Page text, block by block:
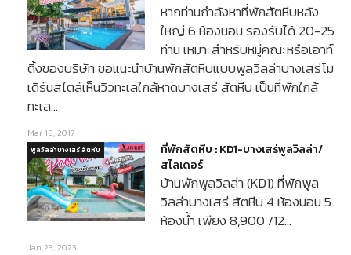
หากท่านกำลังหาที่พักสัตหีบหลัง
ใหญ่ 6 ห้องนอน รองรับได้ 20-25
ท่าน เหมาะสำหรับหมู่คณะหรือเอาท์
ติ้งของบริษัท ขอแนะนำบ้านพักสัตหีบแบบพูลวิลล่าบางเสร่โม
เดิร์นสไตล์เห็นวิวทะเลใกล้หาดบางเสร่ สัตหีบ เป็นที่พักใกล้
ทะเล…
Mar 15, 2017
ที่พักสัตหีบ : KD1-บางเสร่พูลวิลล่า/
สไลเดอร์
บ้านพักพูลวิลล่า (KD1) ที่พักพูล
วิลล่าบางเสร่ สัตหีบ 4 ห้องนอน 5
ห้องน้ำ เพียง 8,900 /12…
พูลวิลล่าบางเสร่ สัตหีบ
Jan 23, 2023